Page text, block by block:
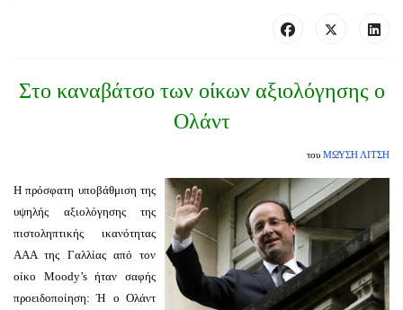
Στο καναβάτσο των οίκων αξιολόγησης ο
Ολάντ
του ΜΩΥΣΗ ΛΙΤΣΗ
Η πρόσφατη υποβάθμιση της
υψηλής αξιολόγησης της
πιστοληπτικής ικανότητας
ΑΑΑ της Γαλλίας από τον
οίκο Moody’s ήταν σαφής
προειδοποίηση: Ή ο Ολάντ